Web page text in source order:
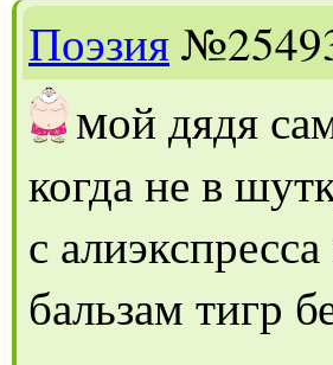
Поэзия
мой дядя
когда не в
с алиэкспресса
бальзам тигр